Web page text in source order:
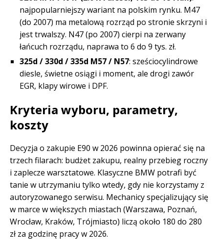
najpopularniejszy wariant na polskim rynku. M47
(do 2007) ma metalową rozrząd po stronie skrzyni i
jest trwalszy. N47 (po 2007) cierpi na zerwany
łańcuch rozrządu, naprawa to 6 do 9 tys. zł.
325d / 330d / 335d M57 / N57: sześciocylindrowe
diesle, świetne osiągi i moment, ale drogi zawór
EGR, klapy wirowe i DPF.
Kryteria wyboru, parametry,
koszty
Decyzja o zakupie E90 w 2026 powinna opierać się na
trzech filarach: budżet zakupu, realny przebieg roczny
i zaplecze warsztatowe. Klasyczne BMW potrafi być
tanie w utrzymaniu tylko wtedy, gdy nie korzystamy z
autoryzowanego serwisu. Mechanicy specjalizujący się
w marce w większych miastach (Warszawa, Poznań,
Wrocław, Kraków, Trójmiasto) liczą około 180 do 280
zł za godzinę pracy w 2026.